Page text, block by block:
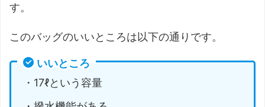
す。
このバッグのいいところは以下の通りです。
いいところ
・17ℓという容量